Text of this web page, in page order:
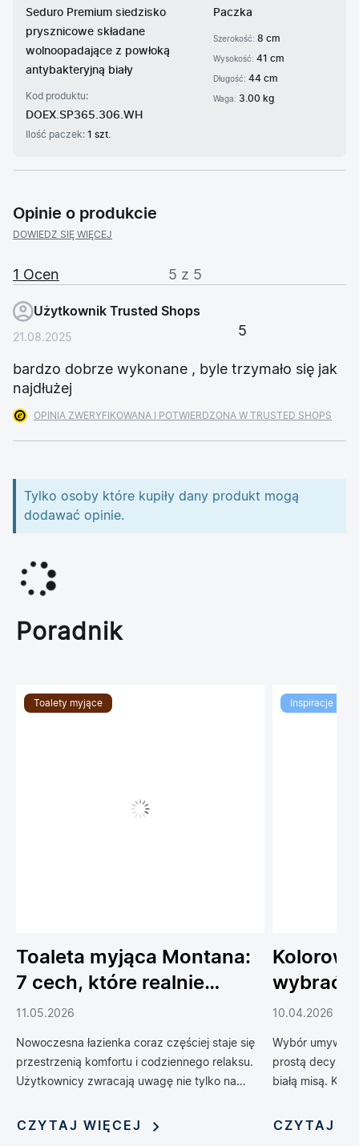
Seduro Premium siedzisko
prysznicowe składane
wolnoopadające z powłoką
antybakteryjną biały
Kod produktu:
DOEX.SP365.306.WH
Ilość paczek: 1 szt.
Paczka
Szerokość:8 cm
Wysokość:41 cm
Długość:44 cm
Waga: 3.00 kg
Opinie o produkcie
DOWIEDZ SIĘ WIĘCEJ
1 Ocen 5 z 5
Użytkownik Trusted Shops
5
21.08.2025
bardzo dobrze wykonane , byle trzymało się jak
najdłużej
OPINIA ZWERYFIKOWANA I POTWIERDZONA W TRUSTED SHOPS
Tylko osoby które kupiły dany produkt mogą
dodawać opinie.
Poradnik
Toalety myjące
Toaleta myjąca Montana:
7 cech, które realnie
podnoszą komfort
codziennego życia
11.05.2026
Nowoczesna łazienka coraz częściej staje się
przestrzenią komfortu i codziennego relaksu.
Użytkownicy zwracają uwagę nie tylko na
poprawiają wygodę, higienę i funkcjonalność
CZYTAJ WIĘCEJ
Inspiracje
wybrać
do
10.04.2026
Wybór
prostą decyzją
białą misą.
oferując
CZYTAJ